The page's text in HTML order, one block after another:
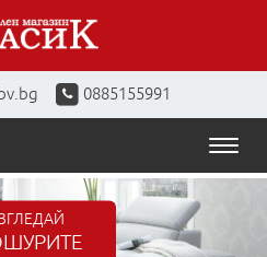
0885155991